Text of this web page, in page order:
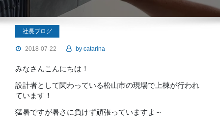
社長ブログ
2018-07-22 by catarina
みなさんこんにちは！
設計者として関わっている松山市の現場で上棟が行われ
ています！
猛暑ですが暑さに負けず頑張っていますよ～